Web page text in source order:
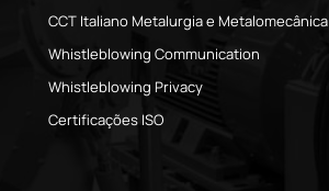
CCT Italiano Metalurgia e Metalomecânica
Whistleblowing Communication
Whistleblowing Privacy
Certificações ISO